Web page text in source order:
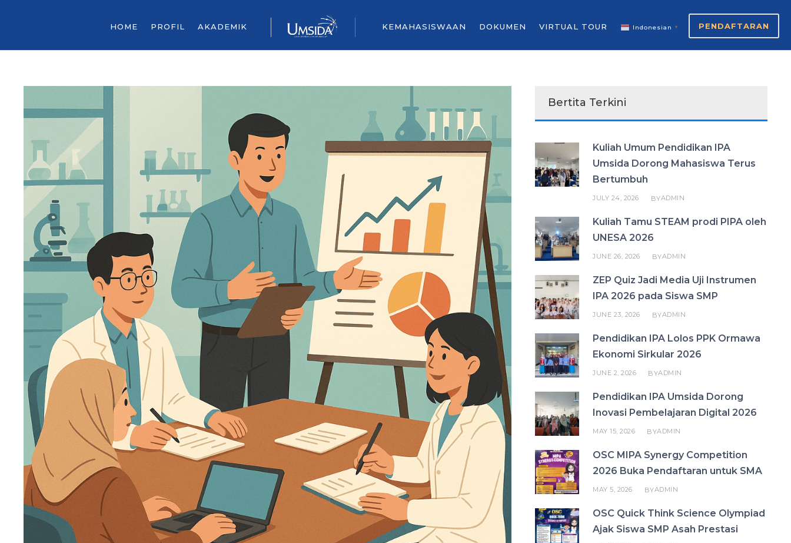
HOME PROFIL AKADEMIK KEMAHASISWAAN DOKUMEN VIRTUAL TOUR Indonesian ▼ PENDAFTARAN
Bertita Terkini
Kuliah Umum Pendidikan IPA
Umsida Dorong Mahasiswa Terus
Bertumbuh
JULY 24, 2026 BYADMIN
Kuliah Tamu STEAM prodi PIPA oleh
UNESA 2026
JUNE 26, 2026 BYADMIN
ZEP Quiz Jadi Media Uji Instrumen
IPA 2026 pada Siswa SMP
JUNE 23, 2026 BYADMIN
Pendidikan IPA Lolos PPK Ormawa
Ekonomi Sirkular 2026
JUNE 2, 2026 BYADMIN
Pendidikan IPA Umsida Dorong
Inovasi Pembelajaran Digital 2026
MAY 15, 2026 BYADMIN
OSC MIPA Synergy Competition
2026 Buka Pendaftaran untuk SMA
MAY 5, 2026 BYADMIN
OSC Quick Think Science Olympiad
Ajak Siswa SMP Asah Prestasi